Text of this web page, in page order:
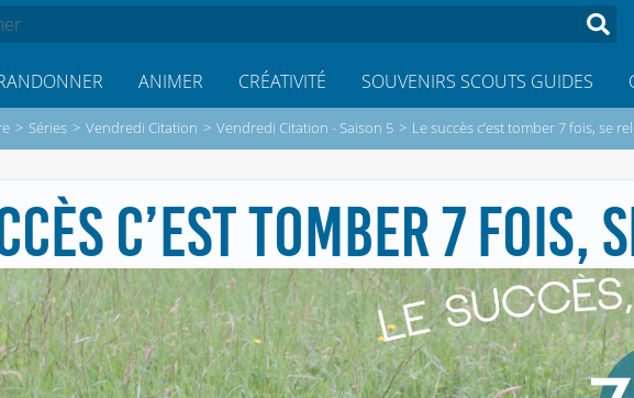
ANIMER CRÉATIVITÉ SOUVENIRS SCOUTS GUIDES
> Séries > Vendredi Citation > Vendredi Citation - Saison 5 > Le succès c’est tomber 7 fois, se
C’EST TOMBER 7 FOIS,